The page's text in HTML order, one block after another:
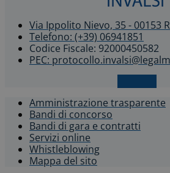
Via Ippolito Nievo, 35 - 00153
Telefono: (+39) 06941851
Codice Fiscale: 92000450582
PEC:
Amministrazione trasparente
Bandi di concorso
Bandi di gara e contratti
Servizi online
Whistleblowing​
Mappa del sito